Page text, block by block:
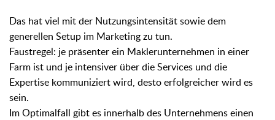
Das hat viel mit der Nutzungsintensität sowie dem
generellen Setup im Marketing zu tun.
Faustregel: je präsenter ein Maklerunternehmen in einer
Farm ist und je intensiver über die Services und die
Expertise kommuniziert wird, desto erfolgreicher wird es
sein.
Im Optimalfall gibt es innerhalb des Unternehmens einen